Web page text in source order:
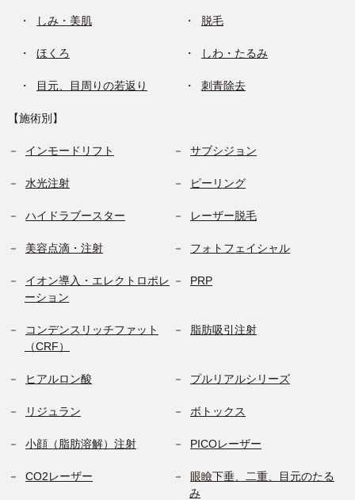
しみ・美肌 脱毛
ほくろ しわ・たるみ
目元、目周りの若返り 刺青除去
【施術別】
インモードリフト サブシジョン
水光注射 ピーリング
ハイドラブースター レーザー脱毛
美容点滴・注射 フォトフェイシャル
イオン導入・エレクトロポレ
ーション
PRP
コンデンスリッチファット
（CRF）
脂肪吸引注射
ヒアルロン酸 プルリアルシリーズ
リジュラン ボトックス
小顔（脂肪溶解）注射 PICOレーザー
CO2レーザー
眼瞼下垂、二重、目元のたる
み